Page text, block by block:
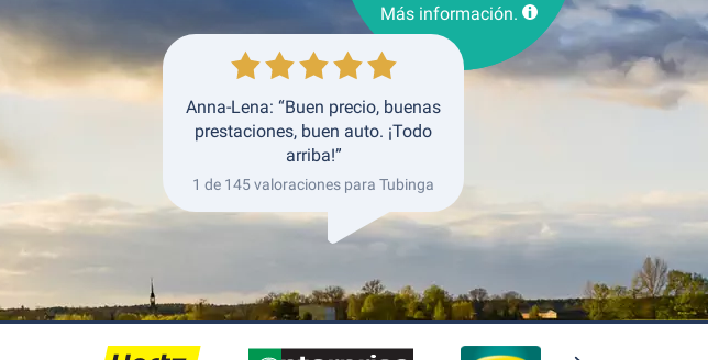
Devolución
Más información.
Anna-Lena: “Buen precio, buenas
prestaciones, buen auto. ¡Todo
arriba!”
1 de 145 valoraciones para Tubinga